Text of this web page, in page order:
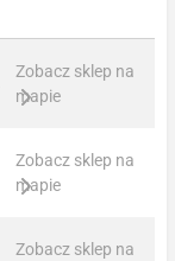
Zobacz sklep na
mapie
Zobacz sklep na
mapie
Zobacz sklep na